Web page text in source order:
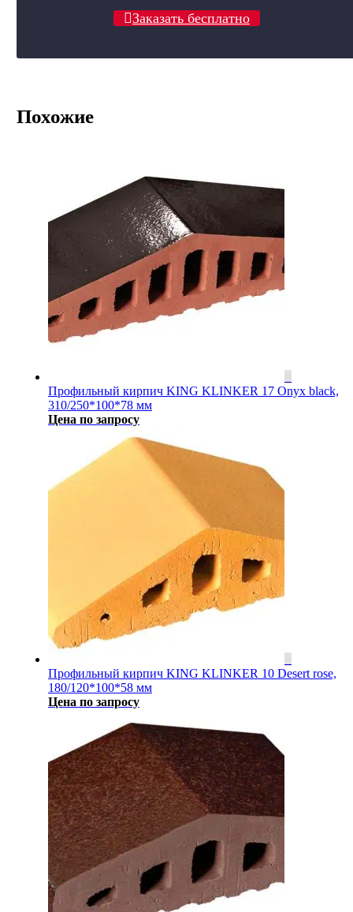
Заказать бесплатно
Похожие
Профильный кирпич KING KLINKER 17 Onyx black,
310/250*100*78 мм
Цена по запросу
Профильный кирпич KING KLINKER 10 Desert rose,
180/120*100*58 мм
Цена по запросу